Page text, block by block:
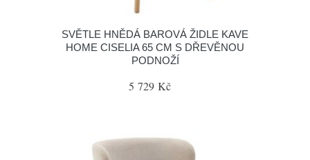
SVĚTLE HNĚDÁ BAROVÁ ŽIDLE KAVE
HOME CISELIA 65 CM S DŘEVĚNOU
PODNOŽÍ
5 729 Kč